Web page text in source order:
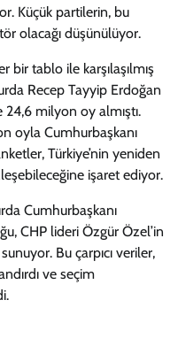
Küçük partilerin, bu
olacağı düşünülüyor.
bir tablo ile karşılaşılmış
Recep Tayyip Erdoğan
24,6 milyon oy almıştı.
oyla Cumhurbaşkanı
Türkiye’nin yeniden
işaret ediyor.
Cumhurbaşkanı
CHP lideri Özgür Özel’in
Bu çarpıcı veriler,
ve seçim